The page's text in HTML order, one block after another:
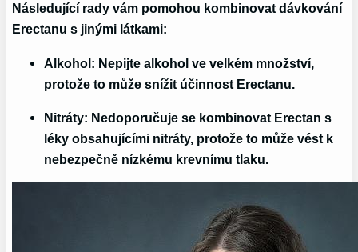
Následující rady vám pomohou kombinovat dávkování
Erectanu s jinými látkami:
Alkohol: Nepijte alkohol ve velkém množství,
protože to může snížit účinnost Erectanu.
Nitráty: Nedoporučuje se kombinovat Erectan s
léky obsahujícími nitráty, protože to může vést k
nebezpečně nízkému krevnímu tlaku.